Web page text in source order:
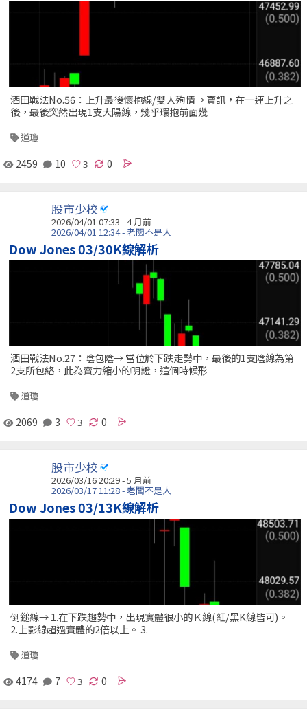
酒田戰法No.56：上升最後懷抱線/雙人殉情→ 賣訊，在一連上升之
後，最後突然出現1支大陽線，幾乎環抱前面幾
道瓊
2459 10 0
股市少校
2026/04/01 07:33 - 4 月前
2026/04/01 12:34 - 老闆不是人
Dow Jones 03/30K線解析
酒田戰法No.27：陰包陰→ 當位於下跌走勢中，最後的1支陰線為第
2支所包絡，此為賣力縮小的明證，這個時候形
道瓊
2069 3 0
股市少校
2026/03/16 20:29 - 5 月前
2026/03/17 11:28 - 老闆不是人
Dow Jones 03/13K線解析
倒鎚線→ 1.在下跌趨勢中，出現實體很小的Ｋ線(紅/黑K線皆可)。
2.上影線超過實體的2倍以上。 3.
道瓊
4174 7 0